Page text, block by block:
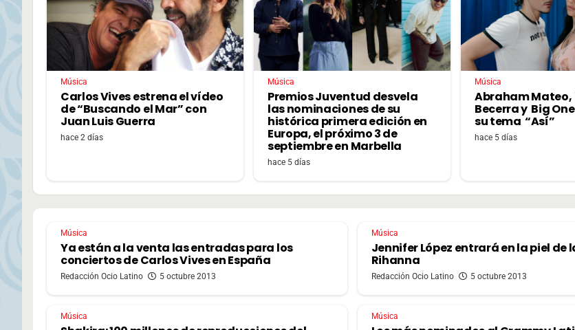
Música
Carlos Vives estrena el vídeo
de “Buscando el Mar” con
Juan Luis Guerra
hace 2 días
Música
Premios Juventud desvela
las nominaciones de su
histórica primera edición en
Europa, el próximo 3 de
septiembre en Marbella
hace 5 días
Música
Abraham
Becerra y Big
su tema “Así”
hace 5 días
Música
Ya están a la venta las entradas para los
conciertos de Carlos Vives en España
Redacción Ocio Latino 5 octubre 2013
Música
Jennifer López entrará en la piel de
Rihanna
Redacción Ocio Latino 5 octubre 2013
Música Música